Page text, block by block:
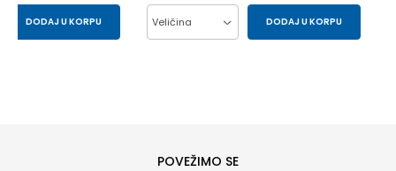
DODAJ U KORPU Veličina DODAJ U KORPU
POVEŽIMO SE